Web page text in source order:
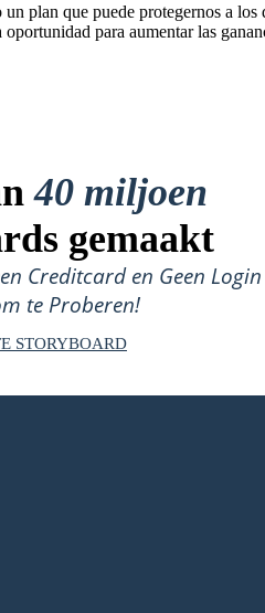
plan que puede protegernos a los
para aumentar las
40 miljoen
gemaakt
Creditcard en Geen Login
te Proberen!
STORYBOARD